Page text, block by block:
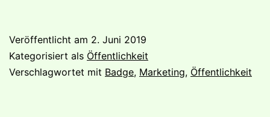
Veröffentlicht am 2. Juni 2019
Kategorisiert als Öffentlichkeit
Verschlagwortet mit Badge, Marketing, Öffentlichkeit